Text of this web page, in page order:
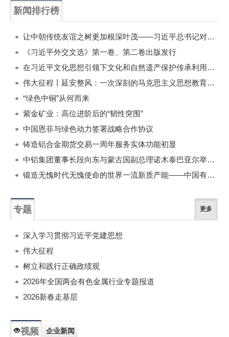
新闻排行榜
让中朝传统友谊之树更加根深叶茂——习近平总书记对朝鲜进行国事访问纪实
《习近平外交文选》第一卷、第二卷出版发行
在习近平文化思想引领下文化和自然遗产保护传承利用工作开创新局面
伟大征程丨延安整风：一次深刻的马克思主义思想教育运动
“绿色中铜”从何而来
紫金矿业：高位进阶后的“韧性突围”
中国恩菲与绿色动力签署战略合作协议
铸造铝合金期货交易一周年服务实体功能初显
中铝集团董事长段向东与蒙古国副总理诺木泰巴亚尔举行会谈
锻造无愧时代无愧使命的世界一流新质产能——中国有色金属工业的战略应对与破局之道（二）
专题 更多
深入学习贯彻习近平党建思想
伟大征程
树立和践行正确政绩观
2026年全国两会有色金属行业专题报道
2026新春走基层
视频 企业新闻